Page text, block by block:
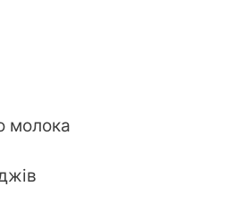
молока